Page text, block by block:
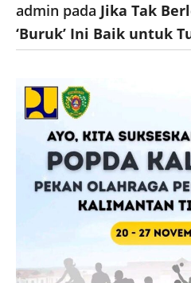
admin pada Jika Tak
‘Buruk’ Ini Baik untuk